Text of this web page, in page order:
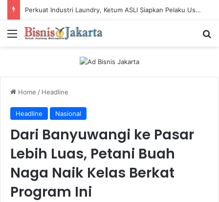
Layanan Internet Tumbuh Pesat, PLN Icon Plus Raih Penghargaan SBBI Awards 2026
Menu
Home / Headline
Headline Nasional
Dari Banyuwangi ke Pasar
Lebih Luas, Petani Buah
Naga Naik Kelas Berkat
Program Ini